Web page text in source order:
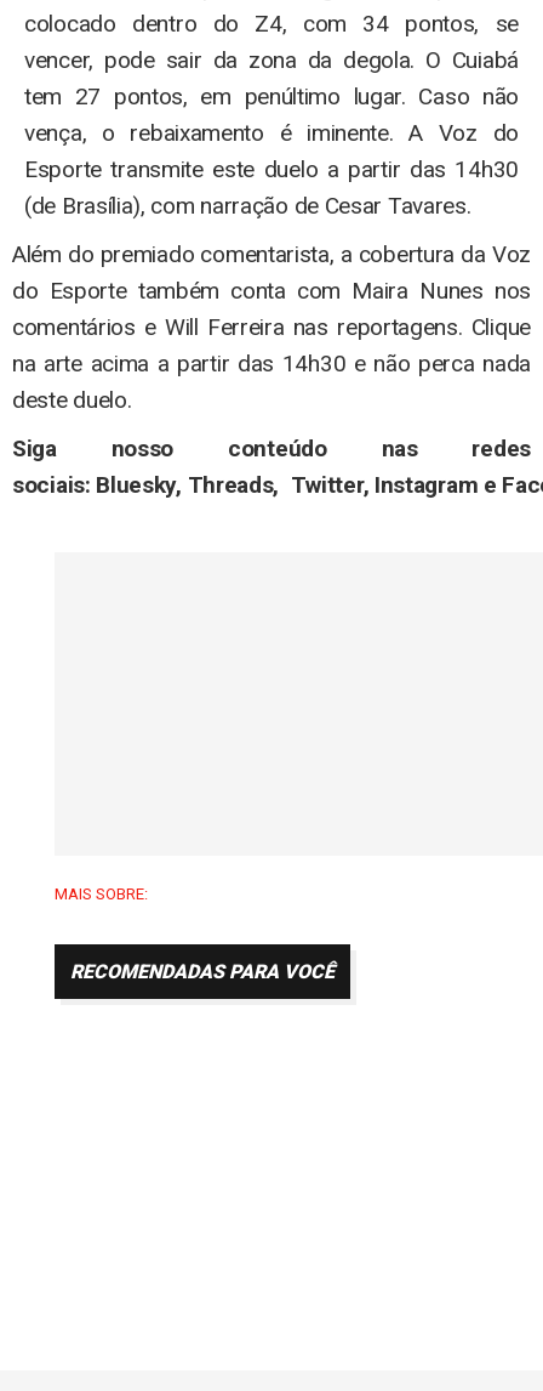
colocado dentro do Z4, com 34 pontos, se
vencer, pode sair da zona da degola. O Cuiabá
tem 27 pontos, em penúltimo lugar. Caso não
vença, o rebaixamento é iminente. A Voz do
Esporte transmite este duelo a partir das 14h30
(de Brasília), com narração de Cesar Tavares.
Além do premiado comentarista, a cobertura da Voz
do Esporte também conta com Maira Nunes nos
comentários e Will Ferreira nas reportagens. Clique
na arte acima a partir das 14h30 e não perca nada
deste duelo.
Siga nosso conteúdo nas redes
sociais: Bluesky, Threads, Twitter, Instagram e
MAIS SOBRE:
RECOMENDADAS PARA VOCÊ